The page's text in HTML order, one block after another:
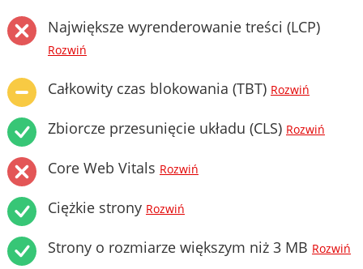
Największe wyrenderowanie treści (LCP)
Rozwiń
Całkowity czas blokowania (TBT) Rozwiń
Zbiorcze przesunięcie układu (CLS) Rozwiń
Core Web Vitals Rozwiń
Ciężkie strony Rozwiń
Strony o rozmiarze większym niż 3 MB Rozwiń